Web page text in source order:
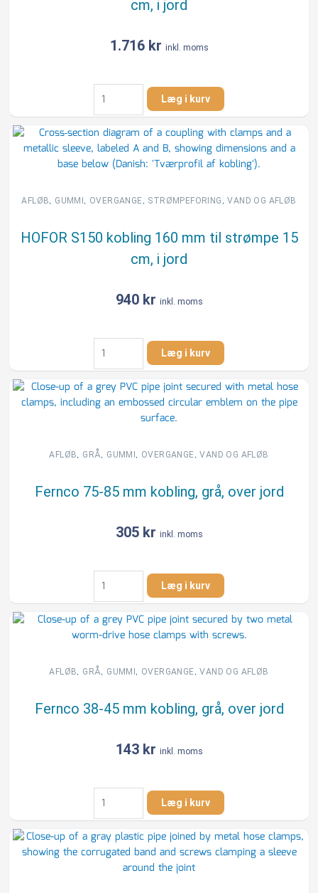
cm, i jord
1.716 kr inkl. moms
HOFOR
B150
kobling
160
mm
til
15
i
jord
Læg i kurv
AFLØB, GUMMI, OVERGANGE , STRØMPEFORING ,VAND OG AFLØB
HOFOR S150 kobling 160 mm til strømpe 15
cm, i jord
940 kr inkl. moms
HOFOR
S150
kobling
160
mm
15
i
jord
Læg i kurv
AFLØB, GRÅ, GUMMI, OVERGANGE ,VAND OG AFLØB
Fernco 75-85 mm kobling, grå, over jord
305 kr inkl. moms
Fernco
75-
85
mm
kobling,
over
antal
Læg i kurv
AFLØB, GRÅ, GUMMI, OVERGANGE ,VAND OG AFLØB
Fernco 38-45 mm kobling, grå, over jord
143 kr inkl. moms
Fernco
38-
45
mm
kobling,
Læg i kurv